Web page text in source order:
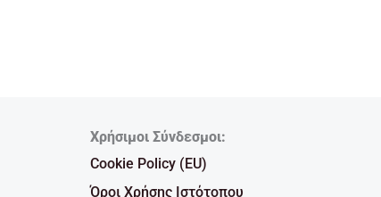
Χρήσιμοι Σύνδεσμοι:
Cookie Policy (EU)
Όροι Χρήσης Ιστότοπου